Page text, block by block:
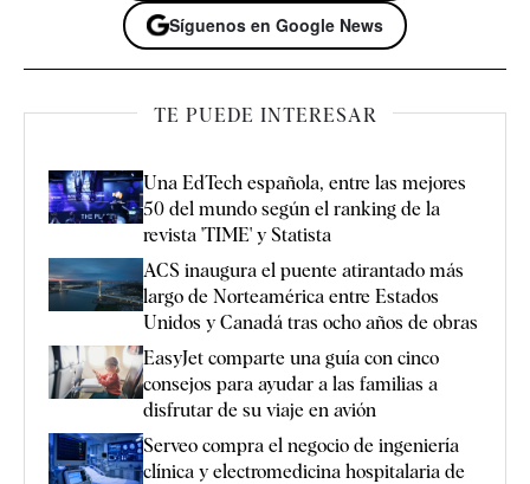
Síguenos en Google News
TE PUEDE INTERESAR
Una EdTech española, entre las mejores
50 del mundo según el ranking de la
revista 'TIME' y Statista
ACS inaugura el puente atirantado más
largo de Norteamérica entre Estados
Unidos y Canadá tras ocho años de obras
EasyJet comparte una guía con cinco
consejos para ayudar a las familias a
disfrutar de su viaje en avión
Serveo compra el negocio de ingeniería
clínica y electromedicina hospitalaria de